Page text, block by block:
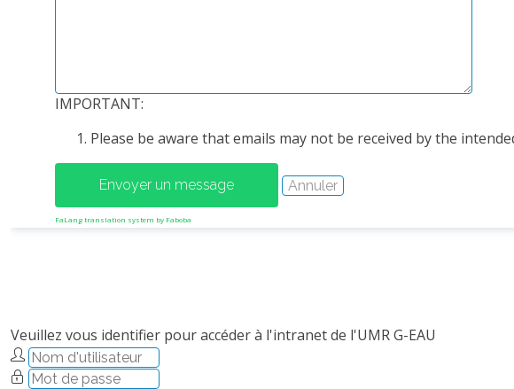
IMPORTANT:
Please be aware that emails may not be received by the
FaLang translation system by Faboba
Veuillez vous identifier pour accéder à l'intranet de l'UMR G-EAU